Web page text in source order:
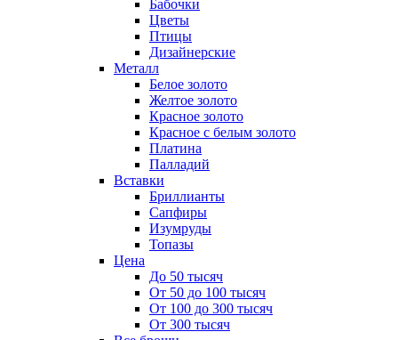
Бабочки
Цветы
Птицы
Дизайнерские
Металл
Белое золото
Желтое золото
Красное золото
Красное с белым золото
Платина
Палладий
Вставки
Бриллианты
Сапфиры
Изумруды
Топазы
Цена
До 50 тысяч
От 50 до 100 тысяч
От 100 до 300 тысяч
От 300 тысяч